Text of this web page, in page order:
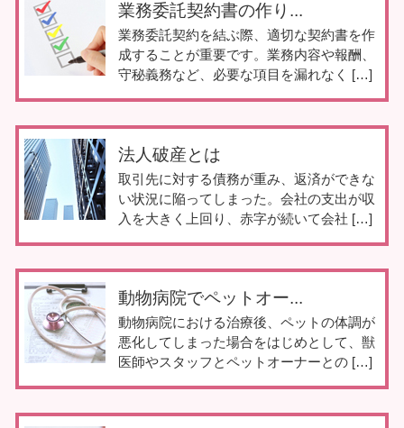
業務委託契約書の作り...
業務委託契約を結ぶ際、適切な契約書を作
成することが重要です。業務内容や報酬、
守秘義務など、必要な項目を漏れなく […]
法人破産とは
取引先に対する債務が重み、返済ができな
い状況に陥ってしまった。会社の支出が収
入を大きく上回り、赤字が続いて会社 […]
動物病院でペットオー...
動物病院における治療後、ペットの体調が
悪化してしまった場合をはじめとして、獣
医師やスタッフとペットオーナーとの […]